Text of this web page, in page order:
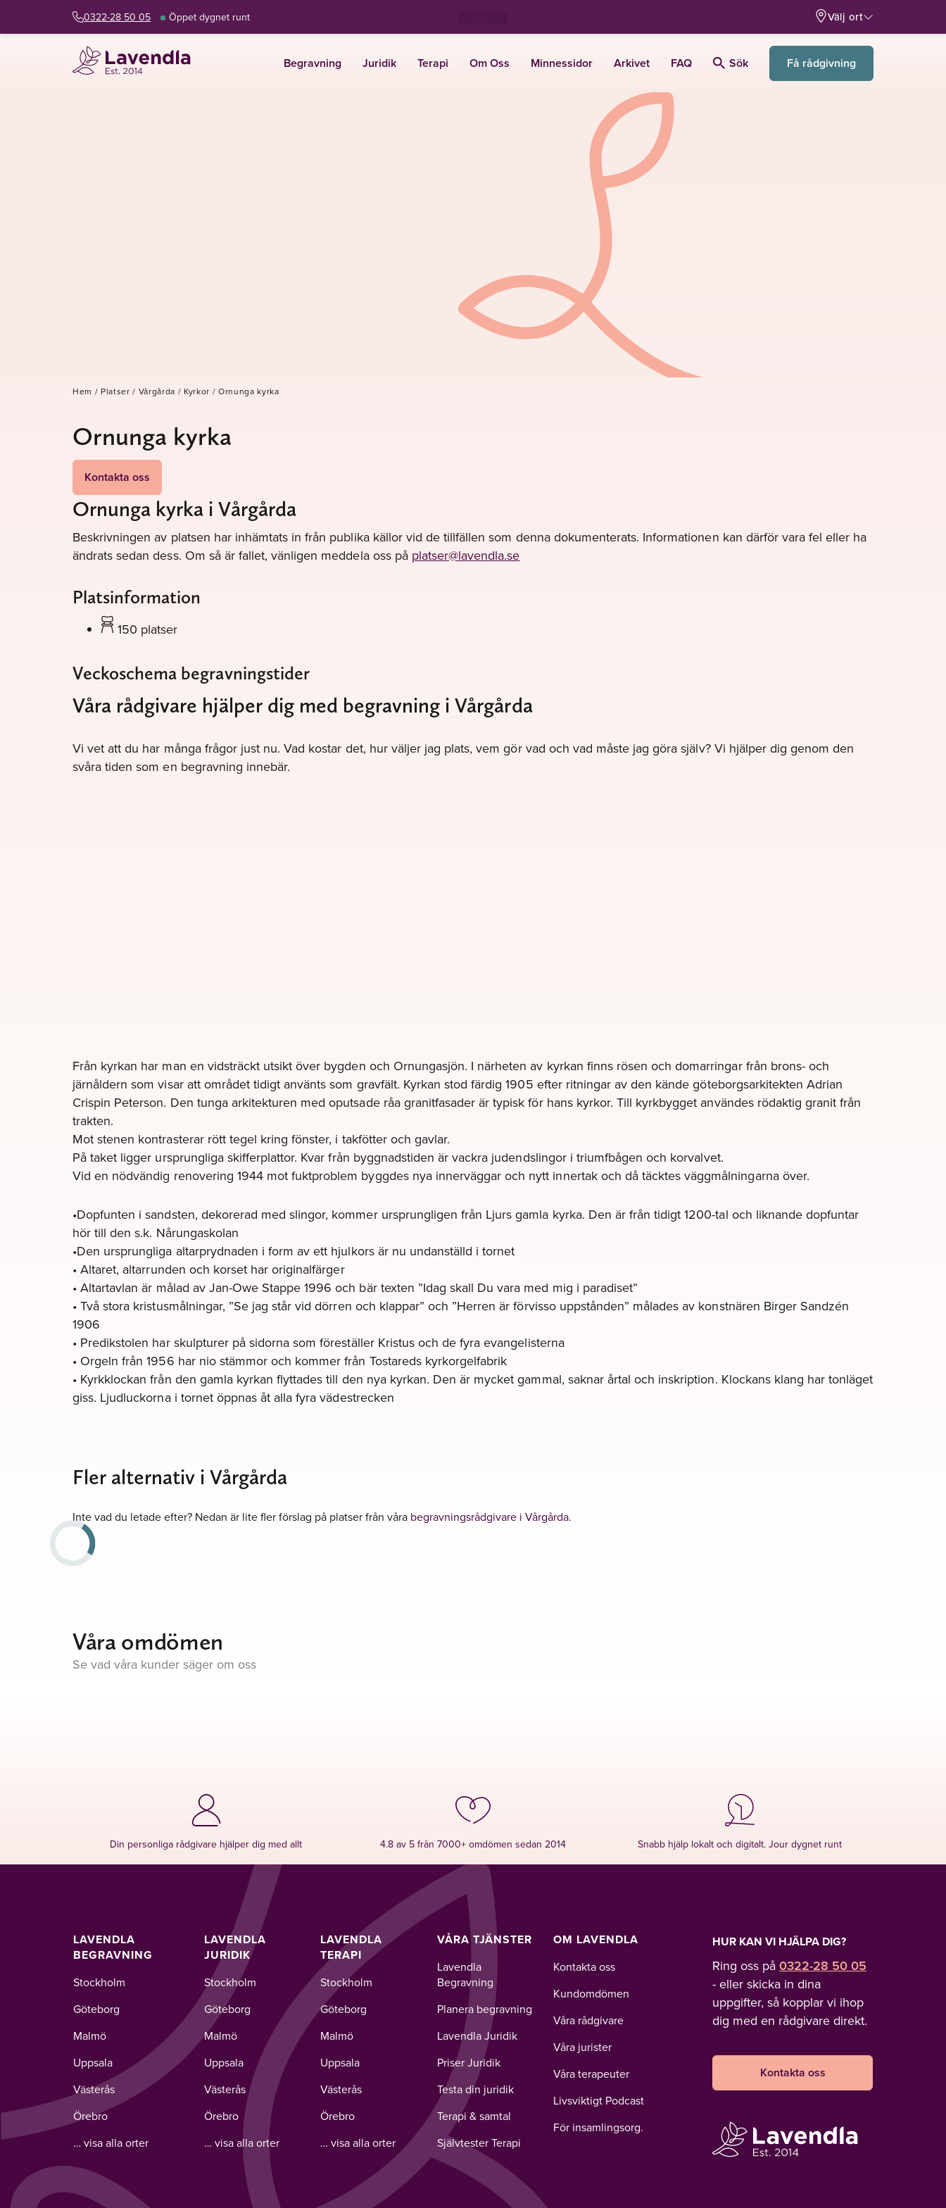
0322-28 50 05 Öppet dygnet runt Välj ort
Begravning Juridik Terapi Om Oss Minnessidor Arkivet FAQ Sök Få rådgivning
Hem / Platser / Vårgårda / Kyrkor / Ornunga kyrka
Ornunga kyrka
Kontakta oss
Ornunga kyrka i Vårgårda
Beskrivningen av platsen har inhämtats in från publika källor vid de tillfällen som denna dokumenterats. Informationen kan därför vara fel eller ha
ändrats sedan dess. Om så är fallet, vänligen meddela oss på platser@lavendla.se
Platsinformation
150 platser
Veckoschema begravningstider
Våra rådgivare hjälper dig med begravning i Vårgårda
Vi vet att du har många frågor just nu. Vad kostar det, hur väljer jag plats, vem gör vad och vad måste jag göra själv? Vi hjälper dig genom den
svåra tiden som en begravning innebär.
Från kyrkan har man en vidsträckt utsikt över bygden och Ornungasjön. I närheten av kyrkan finns rösen och domarringar från brons- och
järnåldern som visar att området tidigt använts som gravfält. Kyrkan stod färdig 1905 efter ritningar av den kände göteborgsarkitekten Adrian
Crispin Peterson. Den tunga arkitekturen med oputsade råa granitfasader är typisk för hans kyrkor. Till kyrkbygget användes rödaktig granit från
trakten.
Mot stenen kontrasterar rött tegel kring fönster, i takfötter och gavlar.
På taket ligger ursprungliga skifferplattor. Kvar från byggnadstiden är vackra judendslingor i triumfbågen och korvalvet.
Vid en nödvändig renovering 1944 mot fuktproblem byggdes nya innerväggar och nytt innertak och då täcktes väggmålningarna över.
•Dopfunten i sandsten, dekorerad med slingor, kommer ursprungligen från Ljurs gamla kyrka. Den är från tidigt 1200-tal och liknande dopfuntar
hör till den s.k. Nårungaskolan
•Den ursprungliga altarprydnaden i form av ett hjulkors är nu undanställd i tornet
• Altaret, altarrunden och korset har originalfärger
• Altartavlan är målad av Jan-Owe Stappe 1996 och bär texten ”Idag skall Du vara med mig i paradiset”
• Två stora kristusmålningar, ”Se jag står vid dörren och klappar” och ”Herren är förvisso uppstånden” målades av konstnären Birger Sandzén
1906
• Predikstolen har skulpturer på sidorna som föreställer Kristus och de fyra evangelisterna
• Orgeln från 1956 har nio stämmor och kommer från Tostareds kyrkorgelfabrik
• Kyrkklockan från den gamla kyrkan flyttades till den nya kyrkan. Den är mycket gammal, saknar årtal och inskription. Klockans klang har tonläget
giss. Ljudluckorna i tornet öppnas åt alla fyra vädestrecken
Fler alternativ i Vårgårda
Inte vad du letade efter? Nedan är lite fler förslag på platser från våra begravningsrådgivare i Vårgårda.
Våra omdömen
Se vad våra kunder säger om oss
Din personliga rådgivare hjälper dig med allt 4.8 av 5 från 7000+ omdömen sedan 2014 Snabb hjälp lokalt och digitalt. Jour dygnet runt
LAVENDLA
BEGRAVNING
Stockholm
Göteborg
Malmö
Uppsala
Västerås
Örebro
… visa alla orter
LAVENDLA
JURIDIK
Stockholm
Göteborg
Malmö
Uppsala
Västerås
Örebro
… visa alla orter
LAVENDLA
TERAPI
Stockholm
Göteborg
Malmö
Uppsala
Västerås
Örebro
… visa alla orter
VÅRA TJÄNSTER
Lavendla
Begravning
Planera begravning
Lavendla Juridik
Priser Juridik
Testa din juridik
Terapi & samtal
Självtester Terapi
OM LAVENDLA
Kontakta oss
Kundomdömen
Våra rådgivare
Våra jurister
Våra terapeuter
Livsviktigt Podcast
För insamlingsorg.
HUR KAN VI HJÄLPA DIG?
Ring oss på 0322-28 50 05
- eller skicka in dina
uppgifter, så kopplar vi ihop
dig med en rådgivare direkt.
Kontakta oss